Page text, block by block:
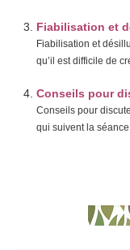
Fiabilisation et
Fiabilisation et
qu’il est difficile de
Conseils pour
Conseils pour
qui suivent la